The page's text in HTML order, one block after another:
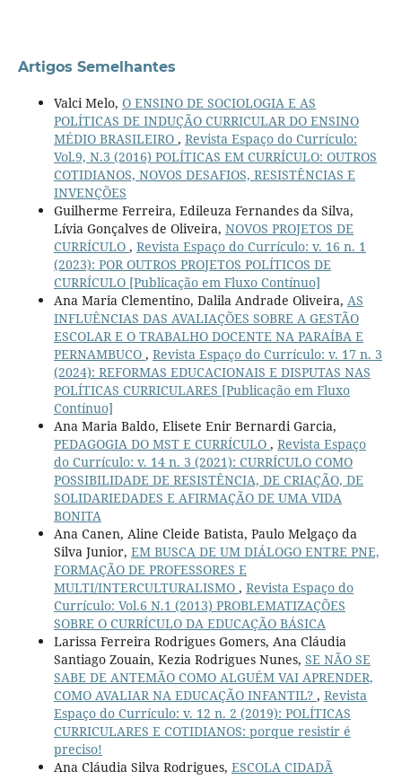
Artigos Semelhantes
Valci Melo, O ENSINO DE SOCIOLOGIA E AS
POLÍTICAS DE INDUÇÃO CURRICULAR DO ENSINO
MÉDIO BRASILEIRO , Revista Espaço do Currículo:
Vol.9, N.3 (2016) POLÍTICAS EM CURRÍCULO: OUTROS
COTIDIANOS, NOVOS DESAFIOS, RESISTÊNCIAS E
INVENÇÕES
Guilherme Ferreira, Edileuza Fernandes da Silva,
Lívia Gonçalves de Oliveira, NOVOS PROJETOS DE
CURRÍCULO , Revista Espaço do Currículo: v. 16 n. 1
(2023): POR OUTROS PROJETOS POLÍTICOS DE
CURRÍCULO [Publicação em Fluxo Contínuo]
Ana Maria Clementino, Dalila Andrade Oliveira, AS
INFLUÊNCIAS DAS AVALIAÇÕES SOBRE A GESTÃO
ESCOLAR E O TRABALHO DOCENTE NA PARAÍBA E
PERNAMBUCO , Revista Espaço do Currículo: v. 17 n. 3
(2024): REFORMAS EDUCACIONAIS E DISPUTAS NAS
POLÍTICAS CURRICULARES [Publicação em Fluxo
Contínuo]
Ana Maria Baldo, Elisete Enir Bernardi Garcia,
PEDAGOGIA DO MST E CURRÍCULO , Revista Espaço
do Currículo: v. 14 n. 3 (2021): CURRÍCULO COMO
POSSIBILIDADE DE RESISTÊNCIA, DE CRIAÇÃO, DE
SOLIDARIEDADES E AFIRMAÇÃO DE UMA VIDA
BONITA
Ana Canen, Aline Cleide Batista, Paulo Melgaço da
Silva Junior, EM BUSCA DE UM DIÁLOGO ENTRE PNE,
FORMAÇÃO DE PROFESSORES E
MULTI/INTERCULTURALISMO , Revista Espaço do
Currículo: Vol.6 N.1 (2013) PROBLEMATIZAÇÕES
SOBRE O CURRÍCULO DA EDUCAÇÃO BÁSICA
Larissa Ferreira Rodrigues Gomers, Ana Cláudia
Santiago Zouain, Kezia Rodrigues Nunes, SE NÃO SE
SABE DE ANTEMÃO COMO ALGUÉM VAI APRENDER,
COMO AVALIAR NA EDUCAÇÃO INFANTIL? , Revista
Espaço do Currículo: v. 12 n. 2 (2019): POLÍTICAS
CURRICULARES E COTIDIANOS: porque resistir é
preciso!
Ana Cláudia Silva Rodrigues, ESCOLA CIDADÃ